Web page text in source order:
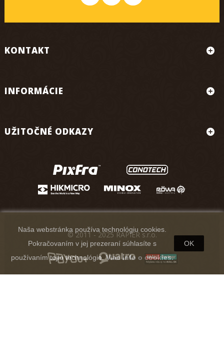
KONTAKT
INFORMÁCIE
UŽITOČNÉ ODKAZY
Naša webstránka používa technológiu cookies.
Pokračovaním v jej prezeraní súhlasíte s
používaním tejto technológie.Viac info o cookies.
OK
© 2011 - 2025 RAPIER s.r.o.